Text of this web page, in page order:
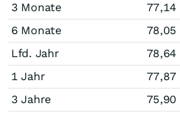
3 Monate
77,14
6 Monate
78,05
Lfd. Jahr
78,64
1 Jahr
77,87
3 Jahre
75,90